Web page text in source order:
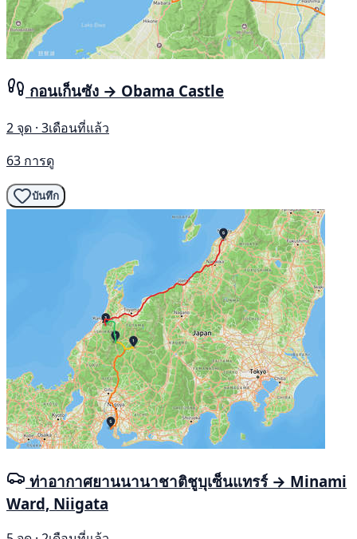
กอนเก็นซัง → Obama Castle
2 จุด · 3เดือนที่แล้ว
63 การดู
บันทึก
ท่าอากาศยานนานาชาติชูบุเซ็นแทรร์ → Minami
Ward, Niigata